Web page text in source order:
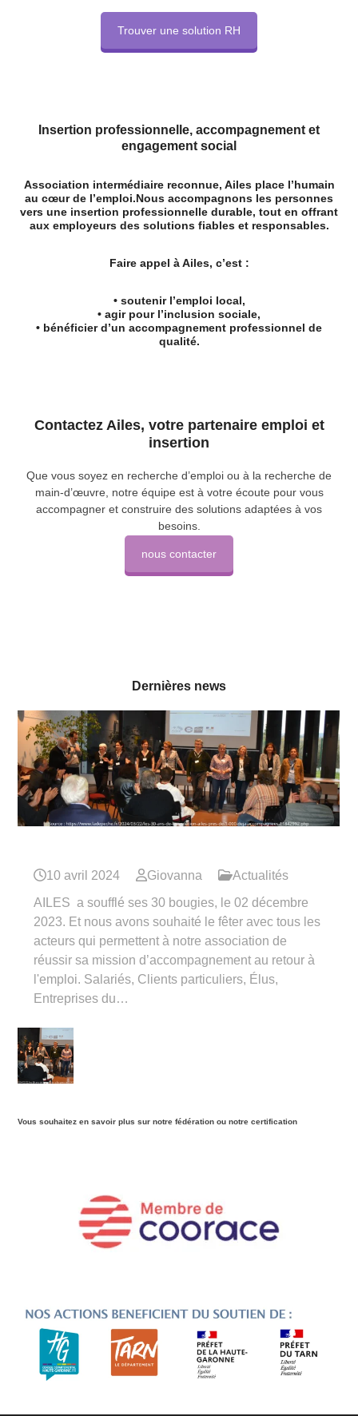
Trouver une solution RH
Insertion professionnelle, accompagnement et
engagement social
Association intermédiaire reconnue, Ailes place l’humain
au cœur de l’emploi.Nous accompagnons les personnes
vers une insertion professionnelle durable, tout en offrant
aux employeurs des solutions fiables et responsables.
Faire appel à Ailes, c’est :
• soutenir l’emploi local,
• agir pour l’inclusion sociale,
• bénéficier d’un accompagnement professionnel de
qualité.
Contactez Ailes, votre partenaire emploi et
insertion
Que vous soyez en recherche d’emploi ou à la recherche de
main-d’œuvre, notre équipe est à votre écoute pour vous
accompagner et construire des solutions adaptées à vos
besoins.
nous contacter
Dernières news
10 avril 2024 Giovanna
Actualités
AILES a soufflé ses 30 bougies, le 02 décembre
2023. Et nous avons souhaité le fêter avec tous les
acteurs qui permettent à notre association de
réussir sa mission d’accompagnement au retour à
l'emploi. Salariés, Clients particuliers, Élus,
Entreprises du…
Vous souhaitez en savoir plus sur notre fédération ou notre certification